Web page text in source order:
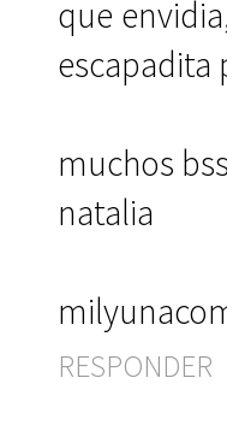
que
escapadita
muchos
natalia
RESPONDER